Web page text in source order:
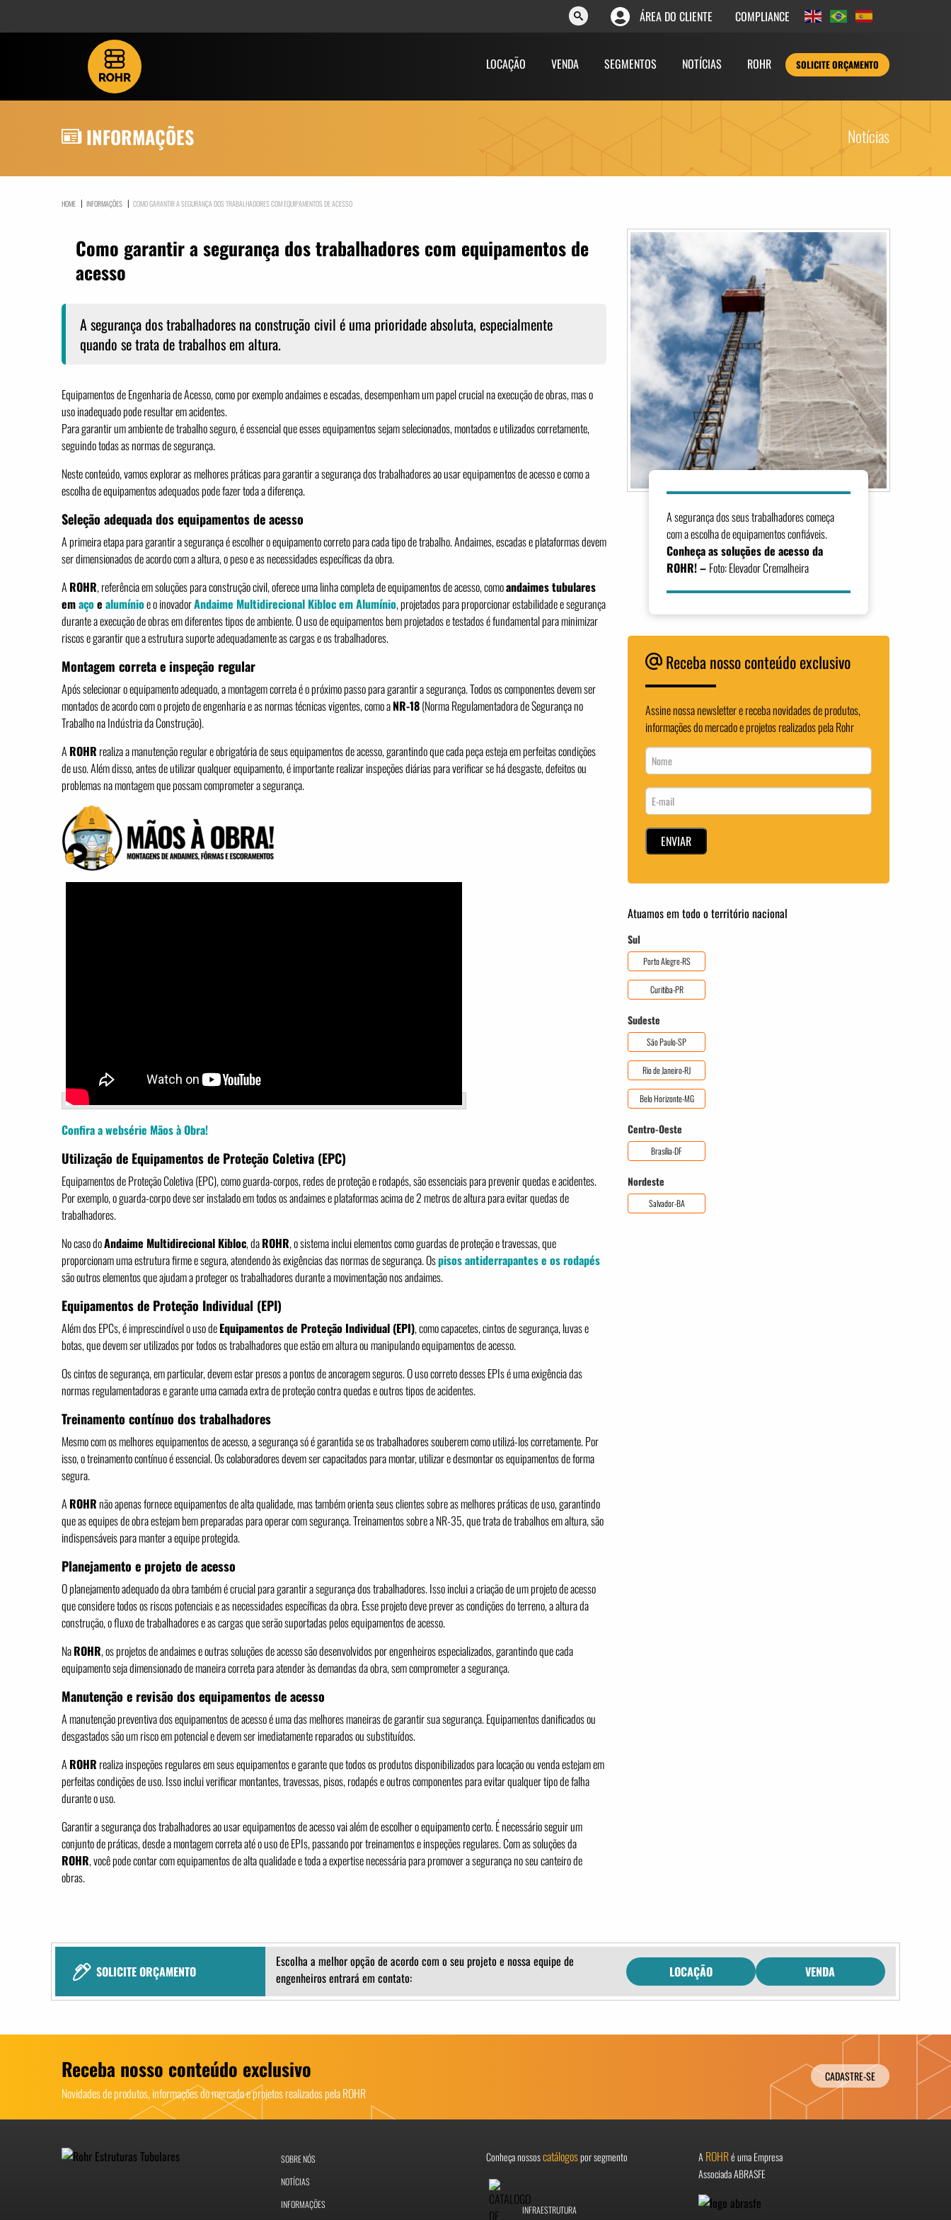
ÁREA DO CLIENTE COMPLIANCE
LOCAÇÃO VENDA SEGMENTOS NOTÍCIAS ROHR SOLICITE ORÇAMENTO
INFORMAÇÕES Notícias
HOME | INFORMAÇÕES | COMO GARANTIR A SEGURANÇA DOS TRABALHADORES COM EQUIPAMENTOS DE ACESSO
Como garantir a segurança dos trabalhadores com equipamentos de
acesso
A segurança dos trabalhadores na construção civil é uma prioridade absoluta, especialmente
quando se trata de trabalhos em altura.
Equipamentos de Engenharia de Acesso, como por exemplo andaimes e escadas, desempenham um papel crucial na execução de obras, mas o
uso inadequado pode resultar em acidentes.
Para garantir um ambiente de trabalho seguro, é essencial que esses equipamentos sejam selecionados, montados e utilizados corretamente,
seguindo todas as normas de segurança.
Neste conteúdo, vamos explorar as melhores práticas para garantir a segurança dos trabalhadores ao usar equipamentos de acesso e como a
escolha de equipamentos adequados pode fazer toda a diferença.
Seleção adequada dos equipamentos de acesso
A primeira etapa para garantir a segurança é escolher o equipamento correto para cada tipo de trabalho. Andaimes, escadas e plataformas devem
ser dimensionados de acordo com a altura, o peso e as necessidades específicas da obra.
AROHR, referência em soluções para construção civil, oferece uma linha completa de equipamentos de acesso, comoandaimes tubulares
emaçoe alumínioe o inovadorAndaime Multidirecional Kibloc em Alumínio, projetados para proporcionar estabilidade e segurança
durante a execução de obras em diferentes tipos de ambiente. O uso de equipamentos bem projetados e testados é fundamental para minimizar
riscos e garantir que a estrutura suporte adequadamente as cargas e os trabalhadores.
Montagem correta e inspeção regular
Após selecionar o equipamento adequado, a montagem correta é o próximo passo para garantir a segurança. Todos os componentes devem ser
montados de acordo com o projeto de engenharia e as normas técnicas vigentes, como aNR-18(Norma Regulamentadora de Segurança no
Trabalho na Indústria da Construção).
AROHR realiza a manutenção regular e obrigatória de seus equipamentos de acesso, garantindo que cada peça esteja em perfeitas condições
de uso. Além disso, antes de utilizar qualquer equipamento, é importante realizar inspeções diárias para verificar se há desgaste, defeitos ou
problemas na montagem que possam comprometer a segurança.
Confira a websérie Mãos à Obra!
Utilização de Equipamentos de Proteção Coletiva (EPC)
Equipamentos de Proteção Coletiva (EPC), como guarda-corpos, redes de proteção e rodapés, são essenciais para prevenir quedas e acidentes.
Por exemplo, o guarda-corpo deve ser instalado em todos os andaimes e plataformas acima de 2 metros de altura para evitar quedas de
trabalhadores.
No caso doAndaime Multidirecional Kibloc, daROHR, o sistema inclui elementos como guardas de proteção e travessas, que
proporcionam uma estrutura firme e segura, atendendo às exigências das normas de segurança. Ospisos antiderrapantes e os rodapés
são outros elementos que ajudam a proteger os trabalhadores durante a movimentação nos andaimes.
Equipamentos de Proteção Individual (EPI)
Além dos EPCs, é imprescindível o uso deEquipamentos de Proteção Individual (EPI), como capacetes, cintos de segurança, luvas e
botas, que devem ser utilizados por todos os trabalhadores que estão em altura ou manipulando equipamentos de acesso.
Os cintos de segurança, em particular, devem estar presos a pontos de ancoragem seguros. O uso correto desses EPIs é uma exigência das
normas regulamentadoras e garante uma camada extra de proteção contra quedas e outros tipos de acidentes.
Treinamento contínuo dos trabalhadores
Mesmo com os melhores equipamentos de acesso, a segurança só é garantida se os trabalhadores souberem como utilizá-los corretamente. Por
isso, o treinamento contínuo é essencial. Os colaboradores devem ser capacitados para montar, utilizar e desmontar os equipamentos de forma
segura.
AROHRnão apenas fornece equipamentos de alta qualidade, mas também orienta seus clientes sobre as melhores práticas de uso, garantindo
que as equipes de obra estejam bem preparadas para operar com segurança. Treinamentos sobre a NR-35, que trata de trabalhos em altura, são
indispensáveis para manter a equipe protegida.
Planejamento e projeto de acesso
O planejamento adequado da obra também é crucial para garantir a segurança dos trabalhadores. Isso inclui a criação de um projeto de acesso
que considere todos os riscos potenciais e as necessidades específicas da obra. Esse projeto deve prever as condições do terreno, a altura da
construção, o fluxo de trabalhadores e as cargas que serão suportadas pelos equipamentos de acesso.
NaROHR, os projetos de andaimes e outras soluções de acesso são desenvolvidos por engenheiros especializados, garantindo que cada
equipamento seja dimensionado de maneira correta para atender às demandas da obra, sem comprometer a segurança.
Manutenção e revisão dos equipamentos de acesso
A manutenção preventiva dos equipamentos de acesso é uma das melhores maneiras de garantir sua segurança. Equipamentos danificados ou
desgastados são um risco em potencial e devem ser imediatamente reparados ou substituídos.
AROHR realiza inspeções regulares em seus equipamentos e garante que todos os produtos disponibilizados para locação ou venda estejam em
perfeitas condições de uso. Isso inclui verificar montantes, travessas, pisos, rodapés e outros componentes para evitar qualquer tipo de falha
durante o uso.
Garantir a segurança dos trabalhadores ao usar equipamentos de acesso vai além de escolher o equipamento certo. É necessário seguir um
conjunto de práticas, desde a montagem correta até o uso de EPIs, passando por treinamentos e inspeções regulares. Com as soluções da
ROHR, você pode contar com equipamentos de alta qualidade e toda a expertise necessária para promover a segurança no seu canteiro de
obras.
A segurança dos seus trabalhadores começa
com a escolha de equipamentos confiáveis.
Conheça as soluções de acesso da
ROHR! – Foto:Elevador Cremalheira
Receba nosso conteúdo exclusivo
Assine nossa newsletter e receba novidades de produtos,
informações do mercado e projetos realizados pela Rohr
Atuamos em todo o território nacional
Sul
Porto Alegre-RS
Curitiba-PR
Sudeste
São Paulo-SP
Rio de Janeiro-RJ
Belo Horizonte-MG
Centro-Oeste
Brasília-DF
Nordeste
Salvador-BA
SOLICITE ORÇAMENTO
Escolha a melhor opção de acordo com o seu projeto e nossa equipe de
engenheiros entrará em contato:
LOCAÇÃO VENDA
Receba nosso conteúdo exclusivo
Novidades de produtos, informações do mercado e projetos realizados pela ROHR
CADASTRE-SE
SOBRE NÓS
NOTÍCIAS
INFORMAÇÕES
Conheça nossoscatálogospor segmento
INFRAESTRUTURA
A ROHRé uma Empresa
Associada ABRASFE